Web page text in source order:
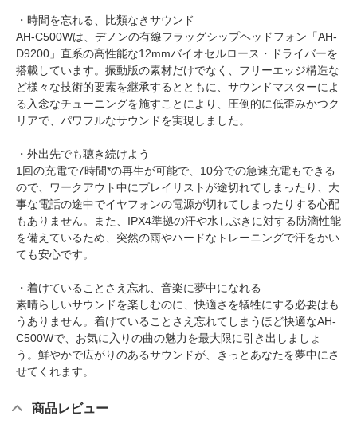
・時間を忘れる、比類なきサウンド
AH-C500Wは、デノンの有線フラッグシップヘッドフォン「AH-
D9200」直系の高性能な12mmバイオセルロース・ドライバーを
搭載しています。振動版の素材だけでなく、フリーエッジ構造な
ど様々な技術的要素を継承するとともに、サウンドマスターによ
る入念なチューニングを施すことにより、圧倒的に低歪みかつク
リアで、パワフルなサウンドを実現しました。
・外出先でも聴き続けよう
1回の充電で7時間*の再生が可能で、10分での急速充電もできる
ので、ワークアウト中にプレイリストが途切れてしまったり、大
事な電話の途中でイヤフォンの電源が切れてしまったりする心配
もありません。また、IPX4準拠の汗や水しぶきに対する防滴性能
を備えているため、突然の雨やハードなトレーニングで汗をかい
ても安心です。
・着けていることさえ忘れ、音楽に夢中になれる
素晴らしいサウンドを楽しむのに、快適さを犠牲にする必要はも
うありません。着けていることさえ忘れてしまうほど快適なAH-
C500Wで、お気に入りの曲の魅力を最大限に引き出しましょ
う。鮮やかで広がりのあるサウンドが、きっとあなたを夢中にさ
せてくれます。
商品レビュー